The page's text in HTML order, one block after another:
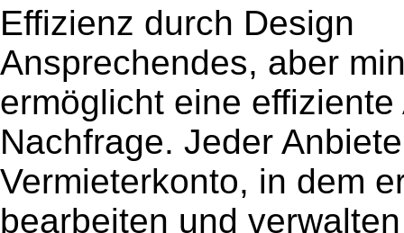
Effizienz durch Design
Ansprechendes, aber
ermöglicht eine
Nachfrage. Jeder
Vermieterkonto, in dem
bearbeiten und